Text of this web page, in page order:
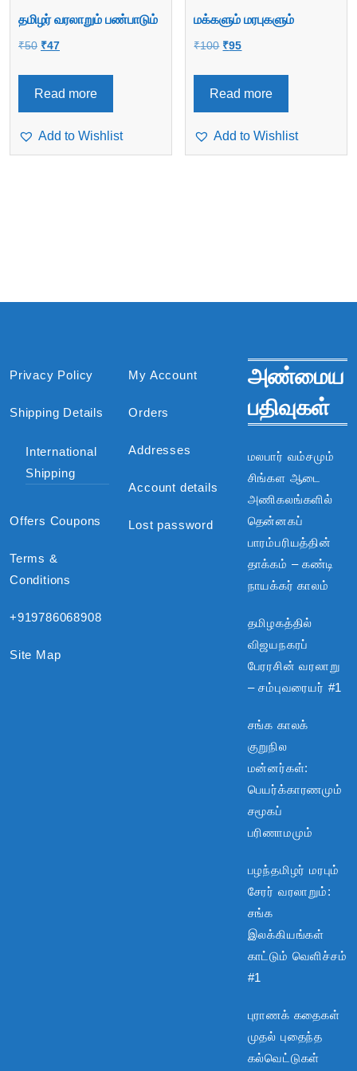
தமிழர் வரலாறும் பண்பாடும்
₹50 Original
was:
₹50.
₹47Current
is:
₹47.
Read more
Add to Wishlist
மக்களும் மரபுகளும்
₹100 Original
was:
₹100.
₹95Current
is:
₹95.
Read more
Add to Wishlist
Privacy Policy
Shipping Details
International
Shipping
Offers Coupons
Terms &
Conditions
+919786068908
Site Map
My Account
Orders
Addresses
Account details
Lost password
அண்மைய
பதிவுகள்
மலபார் வம்சமும்
சிங்கள ஆடை
அணிகலங்களில்
தென்னகப்
பாரம்பரியத்தின்
தாக்கம் – கண்டி
நாயக்கர் காலம்
தமிழகத்தில்
விஜயநகரப்
பேரரசின் வரலாறு
– சம்புவரையர் #1
சங்க காலக்
குறுநில
மன்னர்கள்:
பெயர்க்காரணமும்
சமூகப்
பரிணாமமும்
பழந்தமிழர் மரபும்
சேரர் வரலாறும்:
சங்க
இலக்கியங்கள்
காட்டும் வெளிச்சம்
#1
புராணக் கதைகள்
முதல் புதைந்த
கல்வெட்டுகள்